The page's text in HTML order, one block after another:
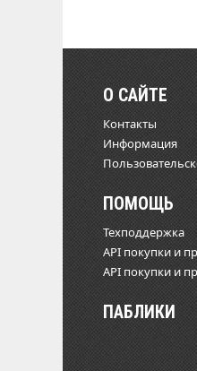
О САЙТЕ
Контакты
Информация
ПОМОЩЬ
Техподдержка
API покупки и
API покупки и
ПАБЛИКИ